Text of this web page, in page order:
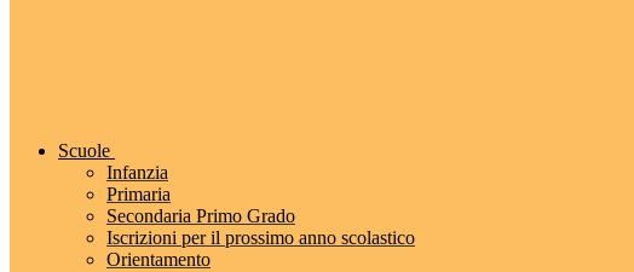
Scuole
Infanzia
Primaria
Secondaria Primo Grado
Iscrizioni per il prossimo anno scolastico
Orientamento